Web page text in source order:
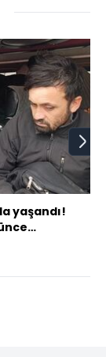
yaşandı!